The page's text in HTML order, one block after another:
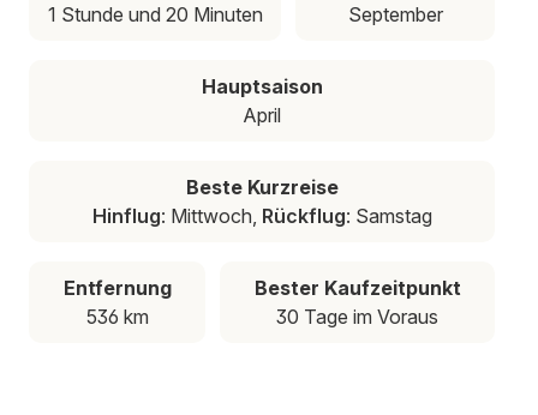
1 Stunde und 20 Minuten
September
Hauptsaison
April
Beste Kurzreise
Hinflug: Mittwoch, Rückflug: Samstag
Entfernung
536 km
Bester Kaufzeitpunkt
30 Tage im Voraus